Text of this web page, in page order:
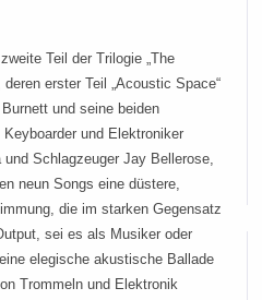
Teil der Trilogie „The
deren erster Teil „Acoustic Space“
und seine beiden
Keyboarder und Elektroniker
und Schlagzeuger Jay Bellerose,
neun Songs eine düstere,
die im starken Gegensatz
sei es als Musiker oder
elegische akustische Ballade
Trommeln und Elektronik